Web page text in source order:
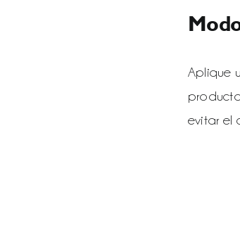
Aplique
evitar el